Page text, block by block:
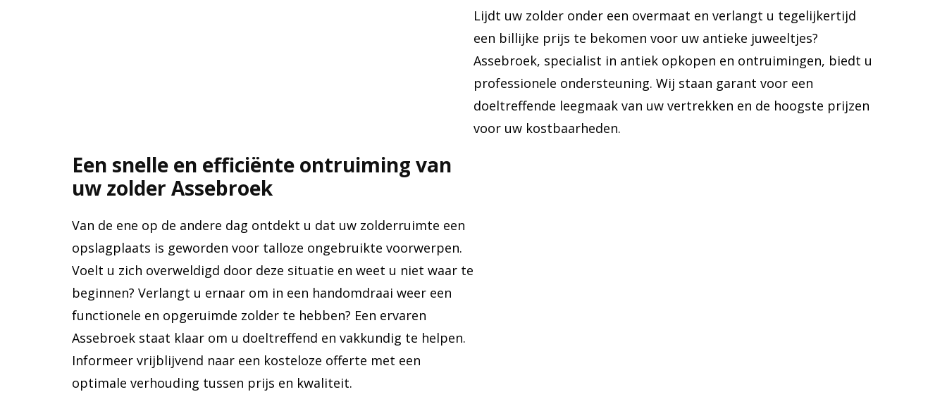
Lijdt uw zolder onder een overmaat en verlangt u tegelijkertijd
een billijke prijs te bekomen voor uw antieke juweeltjes?
Assebroek, specialist in antiek opkopen en ontruimingen, biedt u
professionele ondersteuning. Wij staan garant voor een
doeltreffende leegmaak van uw vertrekken en de hoogste prijzen
voor uw kostbaarheden.
Een snelle en efficiënte ontruiming van
uw zolder Assebroek
Van de ene op de andere dag ontdekt u dat uw zolderruimte een
opslagplaats is geworden voor talloze ongebruikte voorwerpen.
Voelt u zich overweldigd door deze situatie en weet u niet waar te
beginnen? Verlangt u ernaar om in een handomdraai weer een
functionele en opgeruimde zolder te hebben? Een ervaren
Assebroek staat klaar om u doeltreffend en vakkundig te helpen.
Informeer vrijblijvend naar een kosteloze offerte met een
optimale verhouding tussen prijs en kwaliteit.